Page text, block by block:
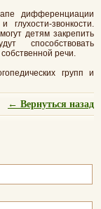
дифференциации
звонкости.
детям закрепить
способствовать
речи.
групп и
← Вернуться назад